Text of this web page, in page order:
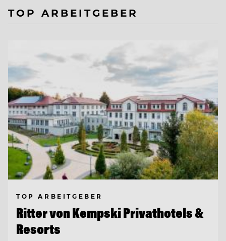
TOP ARBEITGEBER
TOP ARBEITGEBER
Ritter von Kempski Privathotels &
Resorts